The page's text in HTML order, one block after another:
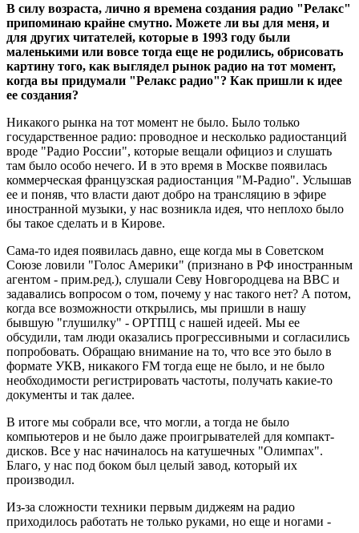
В силу возраста, лично я времена создания радио "Релакс"
припоминаю крайне смутно. Можете ли вы для меня, и
для других читателей, которые в 1993 году были
маленькими или вовсе тогда еще не родились, обрисовать
картину того, как выглядел рынок радио на тот момент,
когда вы придумали "Релакс радио"? Как пришли к идее
ее создания?
Никакого рынка на тот момент не было. Было только
государственное радио: проводное и несколько радиостанций
вроде "Радио России", которые вещали официоз и слушать
там было особо нечего. И в это время в Москве появилась
коммерческая французская радиостанция "М-Радио". Услышав
ее и поняв, что власти дают добро на трансляцию в эфире
иностранной музыки, у нас возникла идея, что неплохо было
бы такое сделать и в Кирове.
Сама-то идея появилась давно, еще когда мы в Советском
Союзе ловили "Голос Америки" (признано в РФ иностранным
агентом - прим.ред.), слушали Севу Новгородцева на BBC и
задавались вопросом о том, почему у нас такого нет? А потом,
когда все возможности открылись, мы пришли в нашу
бывшую "глушилку" - ОРТПЦ с нашей идеей. Мы ее
обсудили, там люди оказались прогрессивными и согласились
попробовать. Обращаю внимание на то, что все это было в
формате УКВ, никакого FM тогда еще не было, и не было
необходимости регистрировать частоты, получать какие-то
документы и так далее.
В итоге мы собрали все, что могли, а тогда не было
компьютеров и не было даже проигрывателей для компакт-
дисков. Все у нас начиналось на катушечных "Олимпах".
Благо, у нас под боком был целый завод, который их
производил.
Из-за сложности техники первым диджеям на радио
приходилось работать не только руками, но еще и ногами -